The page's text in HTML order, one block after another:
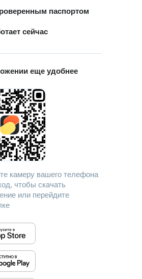
паспортом
сейчас
еще удобнее
камеру вашего телефона
чтобы скачать
или перейдите